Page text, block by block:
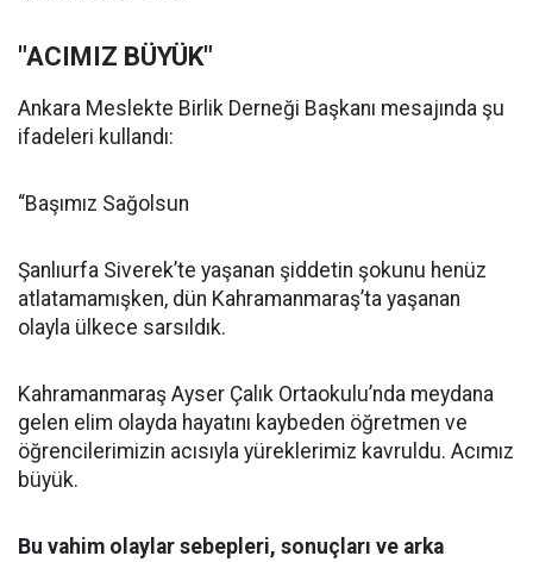
"ACIMIZ BÜYÜK"
Ankara Meslekte Birlik Derneği Başkanı mesajında şu
ifadeleri kullandı:
“Başımız Sağolsun
Şanlıurfa Siverek’te yaşanan şiddetin şokunu henüz
atlatamamışken, dün Kahramanmaraş’ta yaşanan
olayla ülkece sarsıldık.
Kahramanmaraş Ayser Çalık Ortaokulu’nda meydana
gelen elim olayda hayatını kaybeden öğretmen ve
öğrencilerimizin acısıyla yüreklerimiz kavruldu. Acımız
büyük.
Bu vahim olaylar sebepleri, sonuçları ve arka